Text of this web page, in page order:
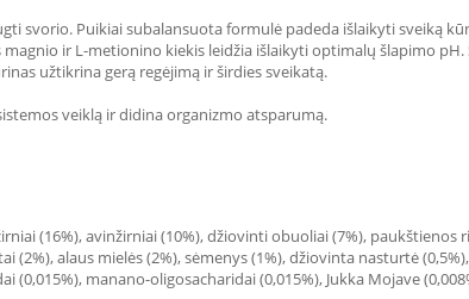
svorio. Puikiai subalansuota formulė padeda išlaikyti sveiką
ir L-metionino kiekis leidžia išlaikyti optimalų šlapimo
užtikrina gerą regėjimą ir širdies sveikatą.
veiklą ir didina organizmo atsparumą.
(16%), avinžirniai (10%), džiovinti obuoliai (7%),
(2%), alaus mielės (2%), sėmenys (1%), džiovinta nasturtė
manano-oligosacharidai (0,015%), Jukka Mojave